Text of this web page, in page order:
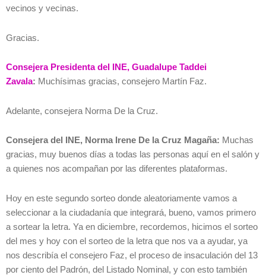
vecinos y vecinas.
Gracias.
Consejera Presidenta del INE, Guadalupe Taddei
Zavala: Muchísimas gracias, consejero Martín Faz.
Adelante, consejera Norma De la Cruz.
Consejera del INE, Norma Irene De la Cruz Magaña: Muchas
gracias, muy buenos días a todas las personas aquí en el salón y
a quienes nos acompañan por las diferentes plataformas.
Hoy en este segundo sorteo donde aleatoriamente vamos a
seleccionar a la ciudadanía que integrará, bueno, vamos primero
a sortear la letra. Ya en diciembre, recordemos, hicimos el sorteo
del mes y hoy con el sorteo de la letra que nos va a ayudar, ya
nos describía el consejero Faz, el proceso de insaculación del 13
por ciento del Padrón, del Listado Nominal, y con esto también